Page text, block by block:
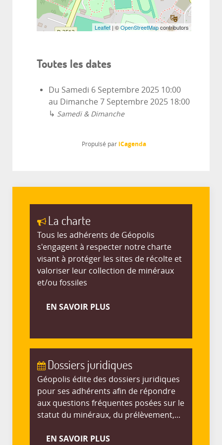
Leaflet | ©OpenStreetMapcontributors
Toutes les dates
Du Samedi 6 Septembre 2025 10:00
au Dimanche 7 Septembre 2025 18:00
↳ Samedi & Dimanche
Propulsé par iCagenda
La charte
Tous les adhérents de Géopolis
s'engagent à respecter notre charte
visant à protéger les sites de récolte et
valoriser leur collection de minéraux
et/ou fossiles
EN SAVOIR PLUS
Dossiers juridiques
Géopolis édite des dossiers juridiques
pour ses adhérents afin de répondre
aux questions fréquentes posées sur le
statut du minéraux, du prélèvement,...
EN SAVOIR PLUS